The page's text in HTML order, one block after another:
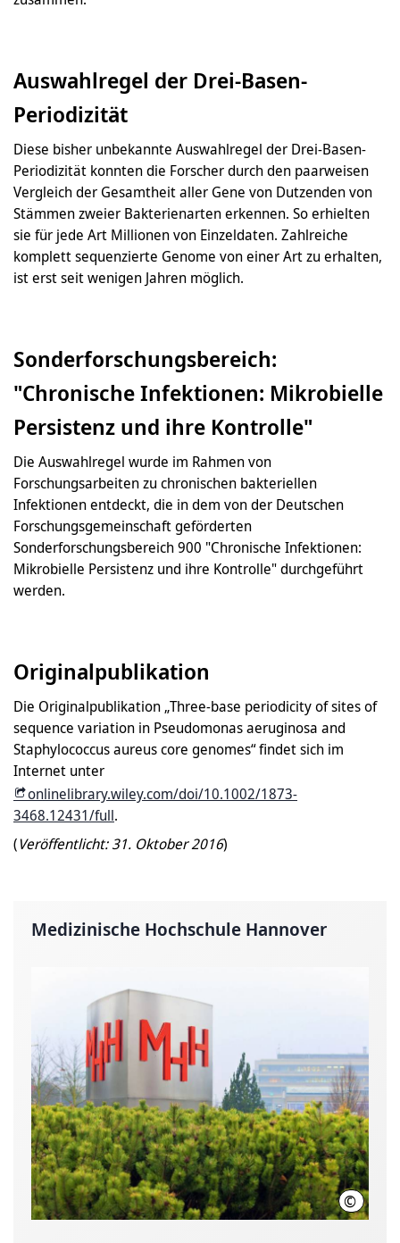
Auswahlregel der Drei-Basen-
Periodizität
Diese bisher unbekannte Auswahlregel der Drei-Basen-
Periodizität konnten die Forscher durch den paarweisen
Vergleich der Gesamtheit aller Gene von Dutzenden von
Stämmen zweier Bakterienarten erkennen. So erhielten
sie für jede Art Millionen von Einzeldaten. Zahlreiche
komplett sequenzierte Genome von einer Art zu erhalten,
ist erst seit wenigen Jahren möglich.
Sonderforschungsbereich:
"Chronische Infektionen: Mikrobielle
Persistenz und ihre Kontrolle"
Die Auswahlregel wurde im Rahmen von
Forschungsarbeiten zu chronischen bakteriellen
Infektionen entdeckt, die in dem von der Deutschen
Forschungsgemeinschaft geförderten
Sonderforschungsbereich 900 "Chronische Infektionen:
Mikrobielle Persistenz und ihre Kontrolle" durchgeführt
werden.
Originalpublikation
Die Originalpublikation „Three-base periodicity of sites of
sequence variation in Pseudomonas aeruginosa and
Staphylococcus aureus core genomes“ findet sich im
Internet unter
onlinelibrary.wiley.com/doi/10.1002/1873-
3468.12431/full.
(Veröffentlicht: 31. Oktober 2016)
Medizinische Hochschule Hannover
© Karin